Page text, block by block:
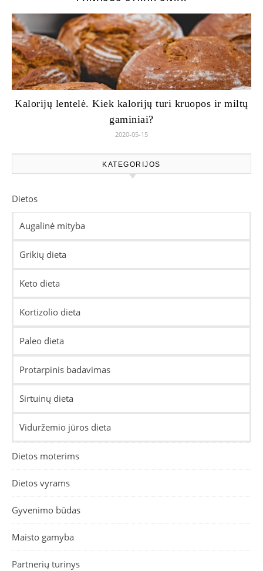
Kalorijų lentelė. Kiek kalorijų turi kruopos ir miltų
gaminiai?
2020-05-15
KATEGORIJOS
Dietos
Augalinė mityba
Grikių dieta
Keto dieta
Kortizolio dieta
Paleo dieta
Protarpinis badavimas
Sirtuinų dieta
Viduržemio jūros dieta
Dietos moterims
Dietos vyrams
Gyvenimo būdas
Maisto gamyba
Partnerių turinys